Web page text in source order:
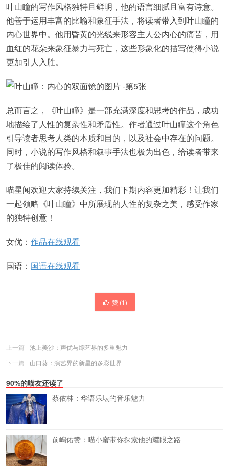
叶山瞳的写作风格独特且鲜明，他的语言细腻且富有诗意。
他善于运用丰富的比喻和象征手法，将读者带入到叶山瞳的
内心世界中。他用昏黄的光线来形容主人公内心的痛苦，用
血红的花朵来象征暴力与死亡，这些形象化的描写使得小说
更加引人入胜。
总而言之，《叶山瞳》是一部充满深度和思考的作品，成功
地描绘了人性的复杂性和矛盾性。作者通过叶山瞳这个角色
引导读者思考人类的本质和目的，以及社会中存在的问题。
同时，小说的写作风格和叙事手法也极为出色，给读者带来
了极佳的阅读体验。
喵星闻欢迎大家持续关注，我们下期内容更加精彩！让我们
一起领略《叶山瞳》中所展现的人性的复杂之美，感受作家
的独特创意！
女优： 作品在线观看
国语： 国语在线观看
赞 (1)
上一篇
池上美沙：声优与综艺界的多重魅力
下一篇
山口葵：演艺界的新星的多彩世界
90%的喵友还读了
蔡依林：华语乐坛的音乐魅力
前嶋佑赞：喵小蜜带你探索他的耀眼之路